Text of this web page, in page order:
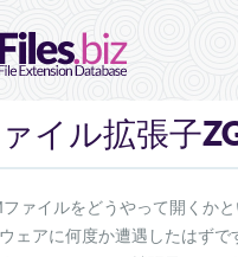
イル拡張子
ファイルをどうやって開くか
ェアに何度か遭遇したはず